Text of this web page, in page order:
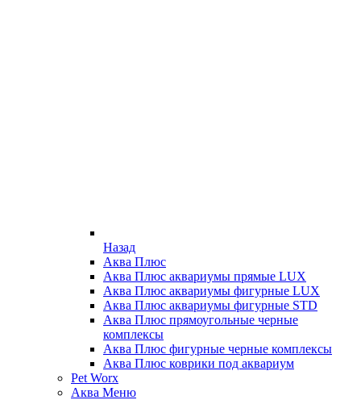
Назад
Аква Плюс
Аква Плюс аквариумы прямые LUX
Аква Плюс аквариумы фигурные LUX
Аква Плюс аквариумы фигурные STD
Аква Плюс прямоугольные черные
комплексы
Аква Плюс фигурные черные комплексы
Аква Плюс коврики под аквариум
Pet Worx
Аква Меню